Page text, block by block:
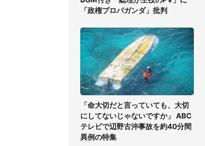
「政権プロパガンダ」批判
「命大切だと言っていても、大切
にしてないじゃないですか」 ABC
テレビで辺野古沖事故を約40分間
異例の特集